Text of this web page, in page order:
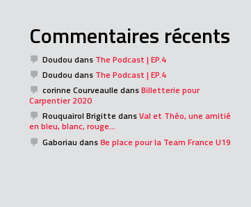
Commentaires récents
Doudou dans The Podcast | EP.4
Doudou dans The Podcast | EP.4
corinne CourveaulledansBilletterie pour
Carpentier 2020
Rouquairol BrigittedansVal et Théo, une amitié
en bleu, blanc, rouge…
Gaboriau dans8e place pour la Team France U19